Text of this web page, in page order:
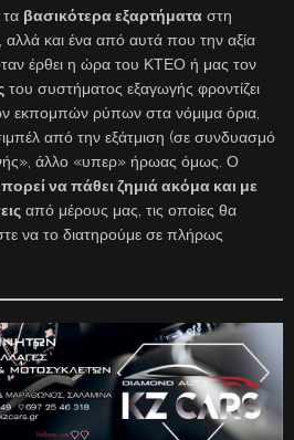
τα βασικότερα εξαρτήματα στη
αλλά και ένα από αυτά που την αξία
έρθει η ώρα του ΚΤΕΟ ή μας τον
του συστήματος εξαγωγής φροντίζει
εκπομπών ρύπων στα νόμιμα όρια,
από την εξάτμιση (σε συνδυασμό
άλλο «υπερ» ήρωας όμως. Ο
να πάθει ζημιά ακόμα και με
από μέρους μας, τις οποίες θα
να το διατηρούμε σε πλήρως